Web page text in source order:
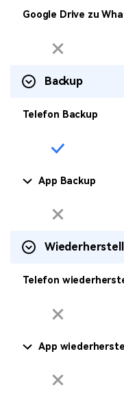
Google Drive zu
Backup
Telefon Backup
App Backup
Telefon
App